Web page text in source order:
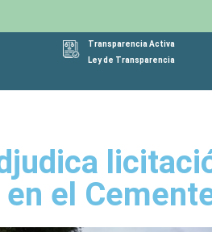
Transparencia Activa
Ley de Transparencia
el